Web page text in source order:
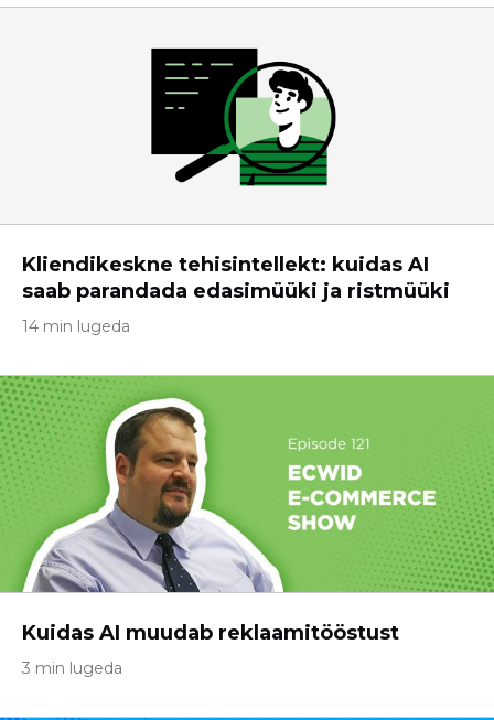
Kliendikeskne tehisintellekt: kuidas AI
saab parandada edasimüüki ja ristmüüki
14 min lugeda
Kuidas AI muudab reklaamitööstust
3 min lugeda